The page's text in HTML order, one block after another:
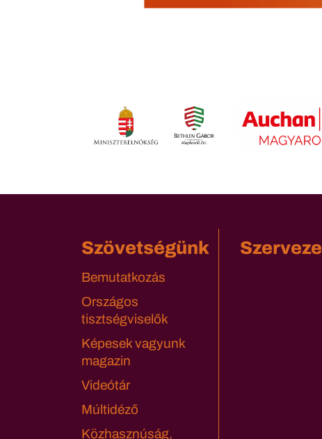
Szövetségünk
Bemutatkozás
Országos
tisztségviselők
Képesek vagyunk
magazin
Videótár
Múltidéző
Közhasznúság,